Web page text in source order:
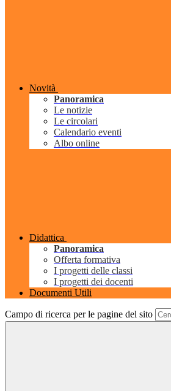
Novità
Panoramica
Le notizie
Le circolari
Calendario eventi
Albo online
Didattica
Panoramica
Offerta formativa
I progetti delle classi
I progetti dei docenti
Documenti Utili
Campo di ricerca per le pagine del sito